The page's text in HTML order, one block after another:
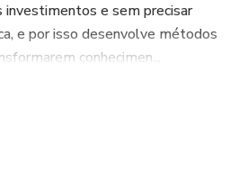
investimentos e sem precisar
e por isso desenvolve métodos
conhecimen...